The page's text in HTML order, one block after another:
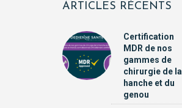
ARTICLES RÉCENTS
Certification
MDR de nos
gammes de
chirurgie de la
hanche et du
genou